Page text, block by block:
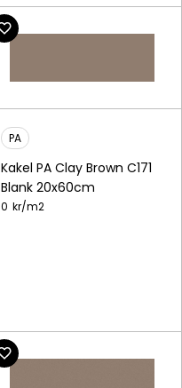
PA
Kakel PA Clay Brown C171
Blank 20x60cm
0 kr/m2